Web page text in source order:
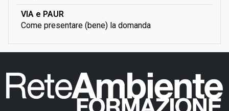
VIA e PAUR
Come presentare (bene) la domanda